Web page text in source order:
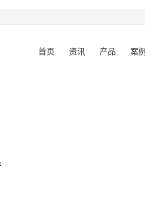
首页 资讯 产品 案例